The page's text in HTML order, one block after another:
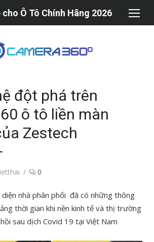
Ô Tô Chính Hãng 2026
đột phá trên
ô tô liền màn
Zestech
0
nhà phân phối đã có những thông
thời gian khi nền kinh tế và thị trường
sau dịch Covid 19 tại Việt Nam